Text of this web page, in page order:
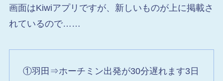
画面はKiwiアプリですが、新しいものが上に掲載さ
れているので……
①羽田⇒ホーチミン出発が30分遅れます3日